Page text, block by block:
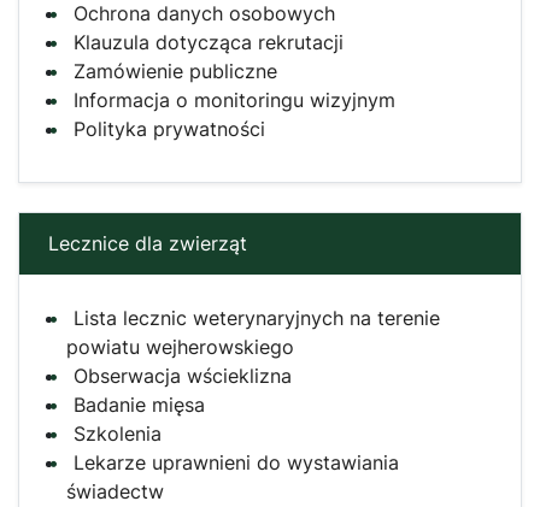
Ochrona danych osobowych
Klauzula dotycząca rekrutacji
Zamówienie publiczne
Informacja o monitoringu wizyjnym
Polityka prywatności
Lecznice dla zwierząt
Lista lecznic weterynaryjnych na terenie
powiatu wejherowskiego
Obserwacja wścieklizna
Badanie mięsa
Szkolenia
Lekarze uprawnieni do wystawiania
świadectw